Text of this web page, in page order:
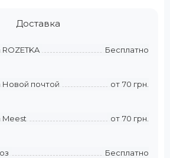
Доставка
Бесплатно
Новой почтой от 70 грн.
Meest от 70 грн.
Бесплатно